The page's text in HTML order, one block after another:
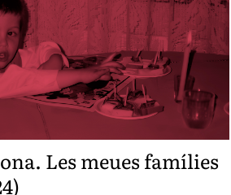
Les meues famílies